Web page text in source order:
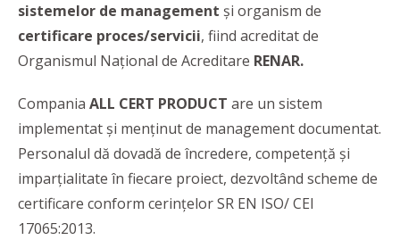
sistemelor de management și organism de
certificare proces/servicii, fiind acreditat de
Organismul Național de Acreditare RENAR.
Compania ALL CERT PRODUCT are un sistem
implementat și menținut de management documentat.
Personalul dă dovadă de încredere, competență și
imparțialitate în fiecare proiect, dezvoltând scheme de
certificare conform cerințelor SR EN ISO/ CEI
17065:2013.